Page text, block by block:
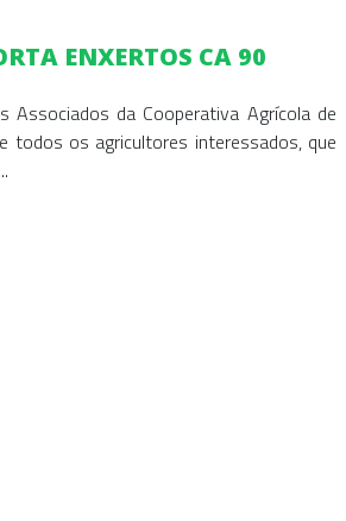
ENXERTOS CA 90
Associados da Cooperativa Agrícola de
todos os agricultores interessados, que